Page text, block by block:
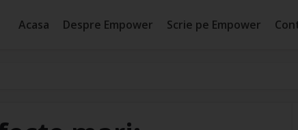
Acasa Despre Empower Scrie pe Empower